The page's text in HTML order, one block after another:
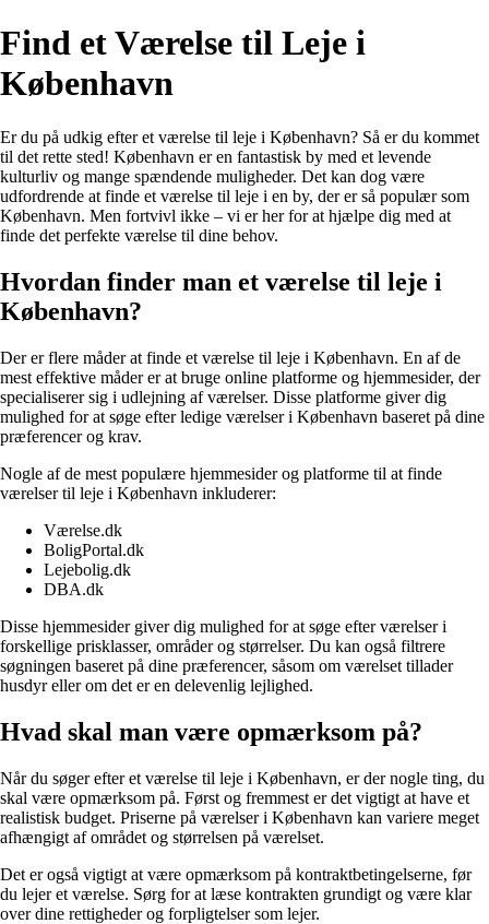
Find et Værelse til Leje i
København
Er du på udkig efter et værelse til leje i København? Så er du kommet
til det rette sted! København er en fantastisk by med et levende
kulturliv og mange spændende muligheder. Det kan dog være
udfordrende at finde et værelse til leje i en by, der er så populær som
København. Men fortvivl ikke – vi er her for at hjælpe dig med at
finde det perfekte værelse til dine behov.
Hvordan finder man et værelse til leje i
København?
Der er flere måder at finde et værelse til leje i København. En af de
mest effektive måder er at bruge online platforme og hjemmesider, der
specialiserer sig i udlejning af værelser. Disse platforme giver dig
mulighed for at søge efter ledige værelser i København baseret på dine
præferencer og krav.
Nogle af de mest populære hjemmesider og platforme til at finde
værelser til leje i København inkluderer:
Værelse.dk
BoligPortal.dk
Lejebolig.dk
DBA.dk
Disse hjemmesider giver dig mulighed for at søge efter værelser i
forskellige prisklasser, områder og størrelser. Du kan også filtrere
søgningen baseret på dine præferencer, såsom om værelset tillader
husdyr eller om det er en delevenlig lejlighed.
Hvad skal man være opmærksom på?
Når du søger efter et værelse til leje i København, er der nogle ting, du
skal være opmærksom på. Først og fremmest er det vigtigt at have et
realistisk budget. Priserne på værelser i København kan variere meget
afhængigt af området og størrelsen på værelset.
Det er også vigtigt at være opmærksom på kontraktbetingelserne, før
du lejer et værelse. Sørg for at læse kontrakten grundigt og være klar
over dine rettigheder og forpligtelser som lejer.